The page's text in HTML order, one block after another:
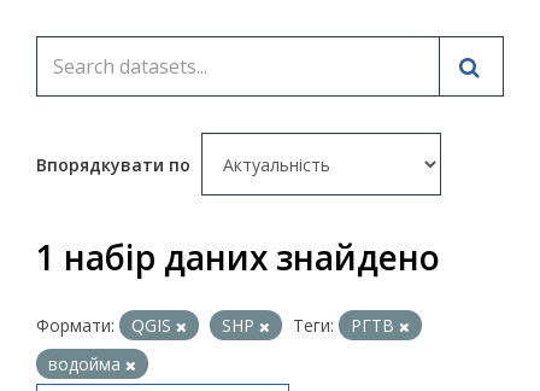
Впорядкувати по
1 набір даних знайдено
Формати: QGIS SHP Теги:
РГТВ
водойма